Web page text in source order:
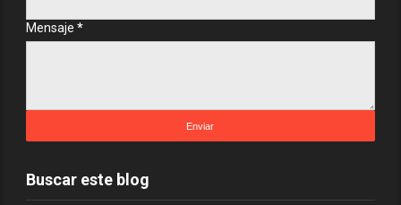
Mensaje *
Buscar este blog